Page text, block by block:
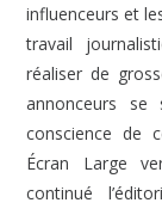
influenceurs et
travail
réaliser de
annonceurs
conscience de
Écran Large
continué